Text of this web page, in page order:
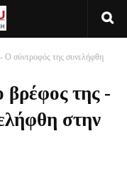
Ο σύντροφός της συνελήφθη
βρέφος της -
στην